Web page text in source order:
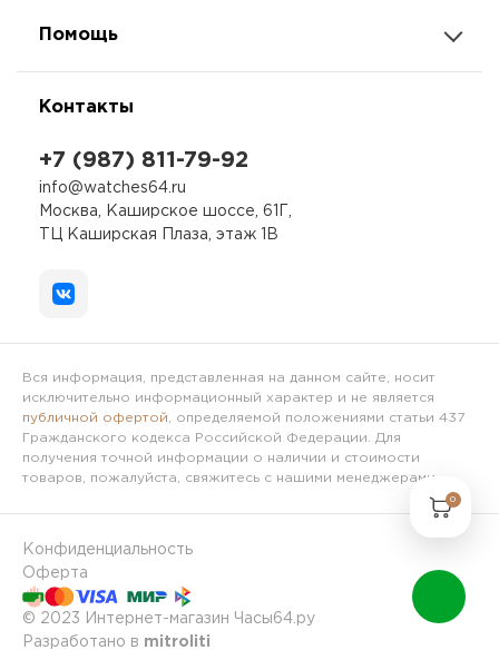
Помощь
Контакты
+7 (987) 811-79-92
info@watches64.ru
Москва, Каширское шоссе, 61Г,
ТЦ Каширская Плаза, этаж 1В
Вся информация, представленная на данном сайте, носит
исключительно информационный характер и не является
публичной офертой , определяемой положениями статьи 437
Гражданского кодекса Российской Федерации. Для
получения точной информации о наличии и стоимости
товаров, пожалуйста, свяжитесь с нашими менеджерами.
© 2023 Интернет-магазин Часы64.ру
Конфиденциальность
Оферта
Разработано в mitroliti
0